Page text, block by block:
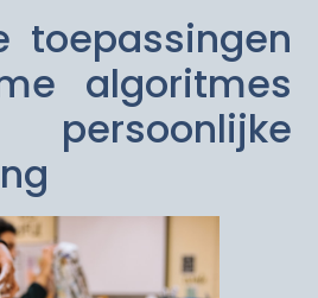
toepassingen
algoritmes